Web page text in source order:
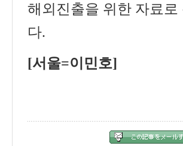
해외진출을 위한 자료
다.
[서울=이민호]